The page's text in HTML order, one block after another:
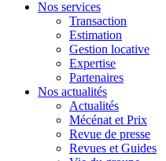
Nos services
Transaction
Estimation
Gestion locative
Expertise
Partenaires
Nos actualités
Actualités
Mécénat et Prix
Revue de presse
Revues et Guides